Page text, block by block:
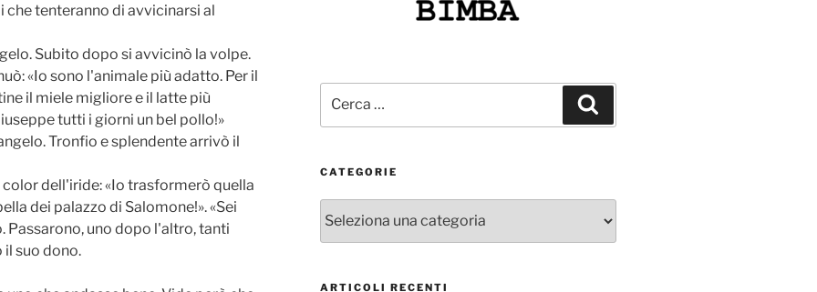
tenteranno di avvicinarsi al
Subito dopo si avvicinò la volpe.
«Io sono l'animale più adatto. Per il
il miele migliore e il latte più
tutti i giorni un bel pollo!»
Tronfio e splendente arrivò il
dell'iride: «Io trasformerò quella
dei palazzo di Salomone!». «Sei
Passarono, uno dopo l'altro, tanti
suo dono.
CATEGORIE
ARTICOLI RECENTI